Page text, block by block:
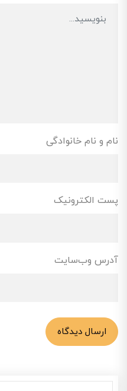
نام و نام خانوادگی
پست الکترونیک
آدرس وب‌سایت
ارسال دیدگاه